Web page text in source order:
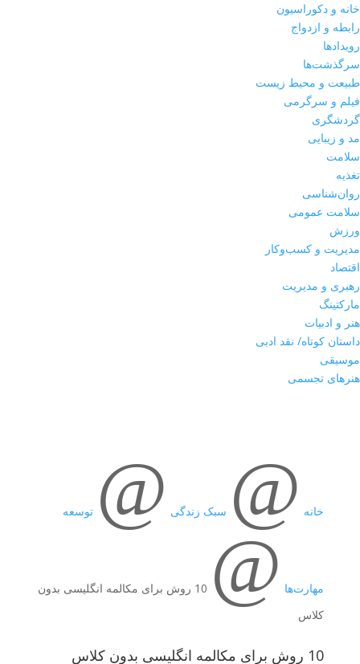
خانه و دکوراسیون
رابطه و ازدواج
رویدادها
سرگذشت‌ها
طبیعت و محیط زیست
فیلم و سرگرمی
گردشگری
مد و زیبایی
سلامت
تغذیه
روان‌شناسی
سلامت عمومی
ورزش
مدیریت و کسب‌وکار
اقتصاد
رهبری و مدیریت
مارکتینگ
هنر و ادبیات
داستان کوتاه/ نقد ادبی
موسیقی
هنرهای تجسمی
خانه @ سبک زندگی @ توسعه
مهارت‌ها @
10 روش برای مکالمه انگلیسی بدون
کلاس
10 روش برای مکالمه انگلیسی بدون کلاس